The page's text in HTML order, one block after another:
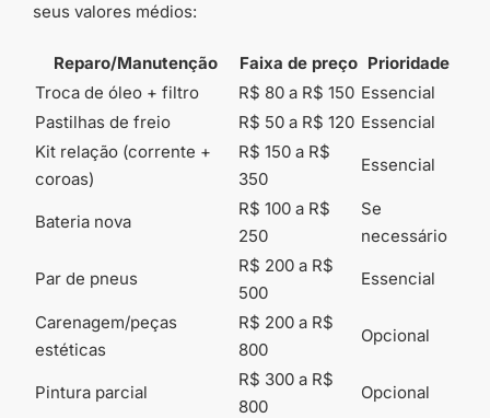
seus valores médios:
Reparo/Manutenção Faixa de preço Prioridade
Troca de óleo + filtro
R$ 80 a R$ 150 Essencial
Pastilhas de freio
R$ 50 a R$ 120 Essencial
Kit relação (corrente +
coroas)
R$ 150 a R$
350
Essencial
Bateria nova
R$ 100 a R$
250
Se
necessário
Par de pneus
R$ 200 a R$
500
Essencial
Carenagem/peças
estéticas
R$ 200 a R$
800
Opcional
Pintura parcial
R$ 300 a R$
800
Opcional